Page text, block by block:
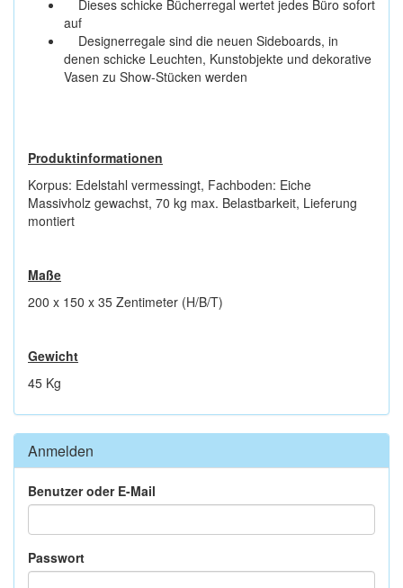
Dieses schicke Bücherregal wertet jedes Büro sofort
auf
Designerregale sind die neuen Sideboards, in
denen schicke Leuchten, Kunstobjekte und dekorative
Vasen zu Show-Stücken werden
Produktinformationen
Korpus: Edelstahl vermessingt, Fachboden: Eiche
Massivholz gewachst, 70 kg max. Belastbarkeit, Lieferung
montiert
Maße
200 x 150 x 35 Zentimeter (H/B/T)
Gewicht
45 Kg
Anmelden
Benutzer oder E-Mail
Passwort